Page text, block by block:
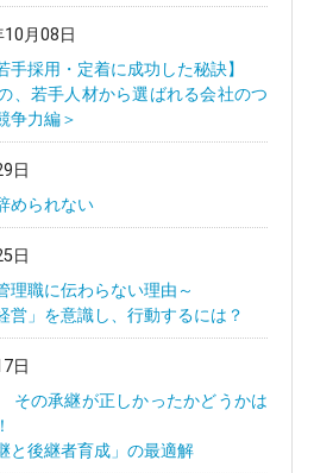
月08日
手採用・定着に成功した秘訣】
、若手人材から選ばれる会社のつ
争力編＞
日
められない
日
理職に伝わらない理由～
営」を意識し、行動するには？
日
その承継が正しかったかどうかは
後継者育成」の最適解